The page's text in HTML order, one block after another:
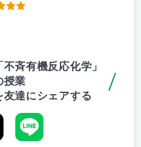
斉有機反応化学」
授業
達にシェアする